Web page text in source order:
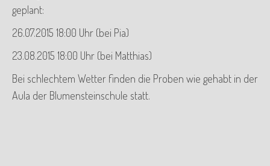
geplant:
26.07.2015 18:00 Uhr (bei Pia)
23.08.2015 18:00 Uhr (bei Matthias)
Bei schlechtem Wetter finden die Proben wie gehabt in der
Aula der Blumensteinschule statt.